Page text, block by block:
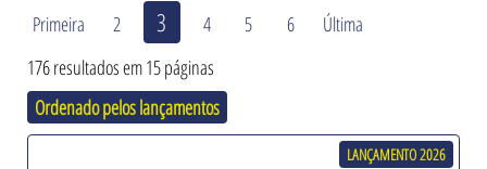
Primeira 2 3 4 5 6
Última
176 resultados em 15 páginas
Ordenado pelos lançamentos
LANÇAMENTO 2026